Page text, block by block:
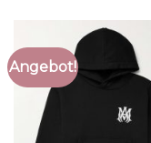
Angebot!